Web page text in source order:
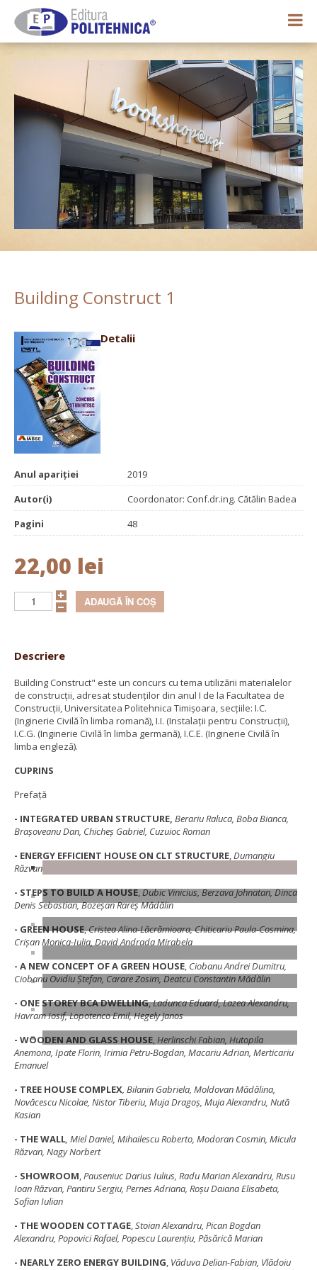
0,00 lei
Building Construct 1
Detalii
Anul apariției
2019
Autor(i)
Coordonator: Conf.dr.ing. Cătălin Badea
Pagini
48
22,00 lei
Descriere
Building Construct" este un concurs cu tema utilizării materialelor
de construcții, adresat studenților din anul I de la Facultatea de
Construcții, Universitatea Politehnica Timișoara, secțiile: I.C.
(Inginerie Civilă în limba romană), I.I. (Instalații pentru Construcții),
I.C.G. (Inginerie Civilă în limba germană), I.C.E. (Inginerie Civilă în
limba engleză).
CUPRINS
Prefaţă
- INTEGRATED URBAN STRUCTURE, Berariu Raluca, Boba Bianca,
Braşoveanu Dan, Chicheş Gabriel, Cuzuioc Roman
- ENERGY EFFICIENT HOUSE ON CLT STRUCTURE,Dumangiu
Răzvan-Claudiu, Bretean Eduard, Banda Mihai, Bălan Neemia Daniel
- STEPS TO BUILD A HOUSE,Dubic Vinicius, Berzava Johnatan, Dinca
Denis Sebastian, Bozeşan Rareş Mădălin
- GREEN HOUSE,Cristea Alina-Lăcrămioara, Chiticariu Paula-Cosmina,
Crişan Monica-Iulia, David Andrada Mirabela
- A NEW CONCEPT OF A GREEN HOUSE, Ciobanu Andrei Dumitru,
Ciobanu Ovidiu Ştefan, Carare Zosim, Deatcu Constantin Mădălin
- ONE STOREY BCA DWELLING,Ladunca Eduard, Lazea Alexandru,
Havram Iosif, Lopotenco Emil, Hegely Janos
- WOODEN AND GLASS HOUSE,Herlinschi Fabian, Hutopila
Anemona, Ipate Florin, Irimia Petru-Bogdan, Macariu Adrian, Merticariu
Emanuel
- TREE HOUSE COMPLEX, Bilanin Gabriela, Moldovan Mădălina,
Novăcescu Nicolae, Nistor Tiberiu, Muja Dragoş, Muja Alexandru, Nută
Kasian
- THE WALL, Miel Daniel, Mihailescu Roberto, Modoran Cosmin, Micula
Răzvan, Nagy Norbert
- SHOWROOM,Pauseniuc Darius Iulius, Radu Marian Alexandru, Rusu
Ioan Răzvan, Pantiru Sergiu, Pernes Adriana, Roşu Daiana Elisabeta,
Sofian Iulian
- THE WOODEN COTTAGE,Stoian Alexandru, Pican Bogdan
Alexandru, Popovici Rafael, Popescu Laurenţiu, Păsărică Marian
- NEARLY ZERO ENERGY BUILDING, Văduva Delian-Fabian, Vlădoiu